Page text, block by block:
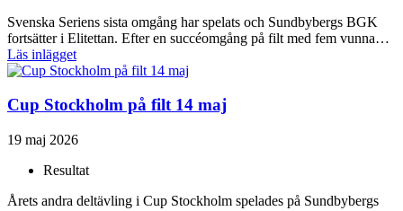
Svenska Seriens sista omgång har spelats och Sundbybergs BGK
fortsätter i Elitettan. Efter en succéomgång på filt med fem vunna…
Läs inlägget
Cup Stockholm på filt 14 maj
19 maj 2026
Resultat
Årets andra deltävling i Cup Stockholm spelades på Sundbybergs